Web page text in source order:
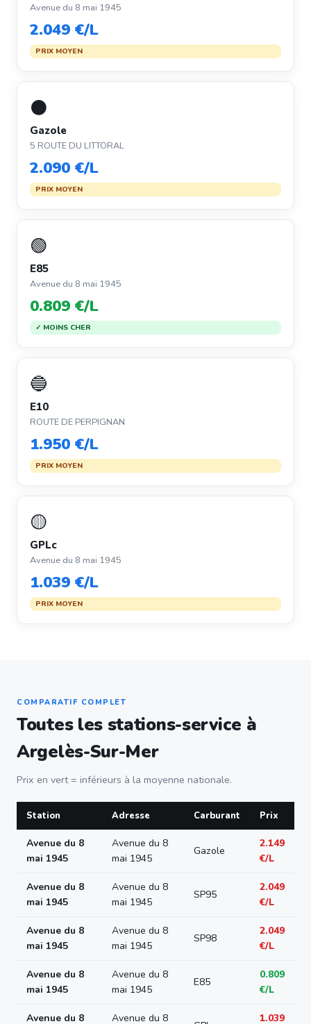
Avenue du 8 mai 1945
2.049 €/L
PRIX MOYEN
⚫
Gazole
5 ROUTE DU LITTORAL
2.090 €/L
PRIX MOYEN
🟢
E85
Avenue du 8 mai 1945
0.809 €/L
✓ MOINS CHER
🔵
E10
ROUTE DE PERPIGNAN
1.950 €/L
PRIX MOYEN
🟡
GPLc
Avenue du 8 mai 1945
1.039 €/L
PRIX MOYEN
COMPARATIF COMPLET
Toutes les stations-service à
Argelès-Sur-Mer
Prix en vert = inférieurs à la moyenne nationale.
Station Adresse Carburant Prix
Avenue du 8
mai 1945
Avenue du 8
mai 1945
Gazole
2.149
€/L
Avenue du 8
mai 1945
Avenue du 8
mai 1945
SP95
2.049
€/L
Avenue du 8
mai 1945
Avenue du 8
mai 1945
SP98
2.049
€/L
Avenue du 8
mai 1945
Avenue du 8
mai 1945
E85
0.809
€/L
Avenue du 8 Avenue du 8 1.039